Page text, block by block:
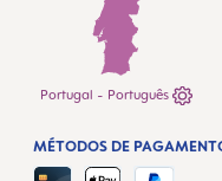
Portugal - Português
MÉTODOS DE